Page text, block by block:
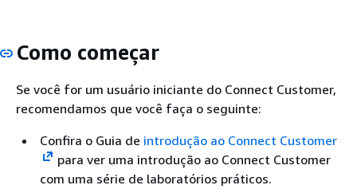
Como começar
Se você for um usuário iniciante do Connect Customer,
recomendamos que você faça o seguinte:
Confira o Guia de introdução ao Connect Customer
para ver uma introdução ao Connect Customer
com uma série de laboratórios práticos.